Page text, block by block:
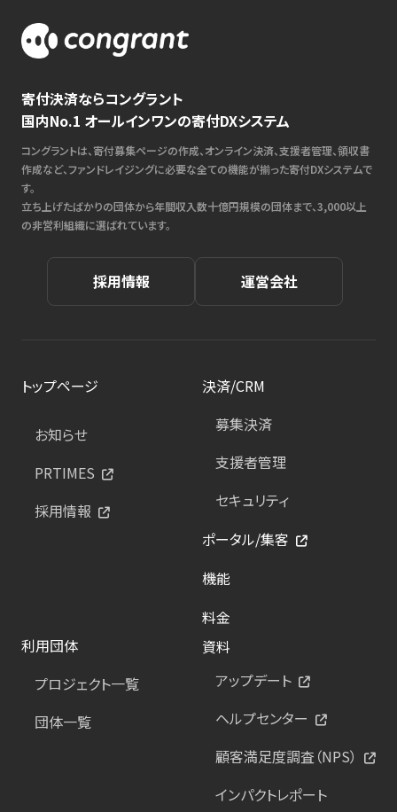
寄付決済ならコングラント
国内No.1 オールインワンの寄付DXシステム
コングラントは、寄付募集ページの作成、オンライン決済、支援者管理、領収書
作成など、ファンドレイジングに必要な全ての機能が揃った寄付DXシステムで
す。
立ち上げたばかりの団体から年間収入数十億円規模の団体まで、3,000以上
の非営利組織に選ばれています。
採用情報 運営会社
トップページ
お知らせ
PRTIMES
採用情報
決済/CRM
募集決済
支援者管理
セキュリティ
ポータル/集客
機能
料金
利用団体
プロジェクト一覧
団体一覧
資料
アップデート
ヘルプセンター
顧客満足度調査（NPS）
インパクトレポート